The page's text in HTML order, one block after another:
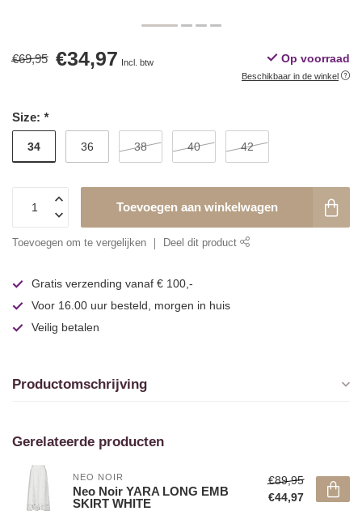
€69,95 €34,97 Incl. btw Op voorraad
Beschikbaar in de winkel
Size: *
34 36 38 40 42
Toevoegen aan winkelwagen
Toevoegen om te vergelijken Deel dit product
Gratis verzending vanaf € 100,-
Voor 16.00 uur besteld, morgen in huis
Veilig betalen
Productomschrijving
Gerelateerde producten
NEO NOIR
Neo Noir YARA LONG EMB
SKIRT WHITE
€89,95
€44,97